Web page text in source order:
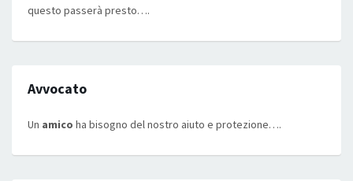
questo passerà presto….
Avvocato
Un amico ha bisogno del nostro aiuto e protezione….